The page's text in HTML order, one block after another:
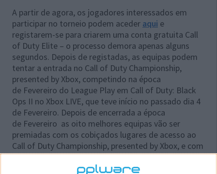
A partir de agora, os jogadores interessados em
participar no torneio podem aceder aqui e
registarem-se para criarem uma conta gratuita Call
of Duty Elite – o processo demora apenas alguns
segundos. Depois de registadas, as equipas podem
tentar a entrada no Call of Duty Championship,
presented by Xbox, competindo na época
de Fevereiro do League Play em Call of Duty: Black
Ops II no Xbox LIVE, que teve início no passado dia 4
de Fevereiro. Depois de encerrada a época
de Fevereiro as oito melhores equipas vão ser
premiadas com os cobiçados lugares de acesso ao
Call of Duty Championship, presented by Xbox, e com
uma viagem a Hollywood em Abril, para entrarem na
competição que pode render um milhão de dólares.